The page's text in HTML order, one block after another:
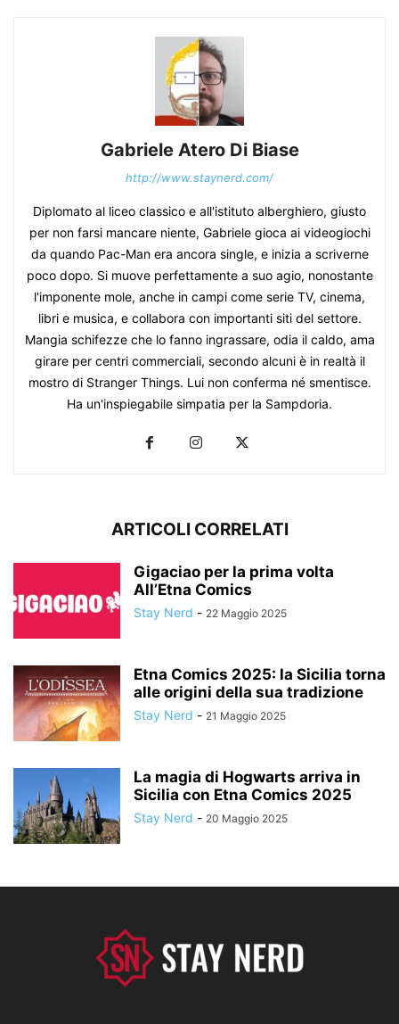
Gabriele Atero Di Biase
http://www.staynerd.com/
Diplomato al liceo classico e all'istituto alberghiero, giusto
per non farsi mancare niente, Gabriele gioca ai videogiochi
da quando Pac-Man era ancora single, e inizia a scriverne
poco dopo. Si muove perfettamente a suo agio, nonostante
l'imponente mole, anche in campi come serie TV, cinema,
libri e musica, e collabora con importanti siti del settore.
Mangia schifezze che lo fanno ingrassare, odia il caldo, ama
girare per centri commerciali, secondo alcuni è in realtà il
mostro di Stranger Things. Lui non conferma né smentisce.
Ha un'inspiegabile simpatia per la Sampdoria.
ARTICOLI CORRELATI
Gigaciao per la prima volta
All’Etna Comics
Stay Nerd - 22 Maggio 2025
Etna Comics 2025: la Sicilia torna
alle origini della sua tradizione
Stay Nerd - 21 Maggio 2025
La magia di Hogwarts arriva in
Sicilia con Etna Comics 2025
Stay Nerd - 20 Maggio 2025